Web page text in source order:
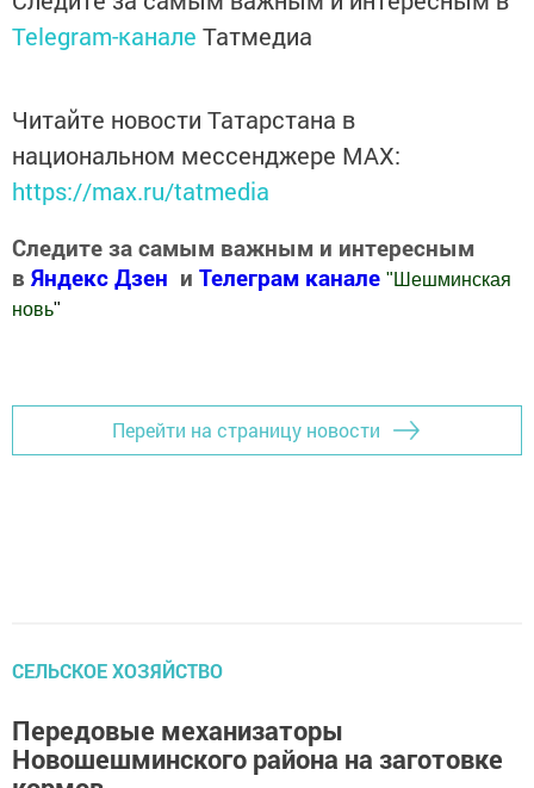
Telegram-канале Татмедиа
Читайте новости Татарстана в
национальном мессенджере MАХ:
https://max.ru/tatmedia
Следите за самым важным и интересным
в Яндекс Дзен и Телеграм канале " Шешминская
новь"
Перейти на страницу новости
СЕЛЬСКОЕ ХОЗЯЙСТВО
Передовые механизаторы
Новошешминского района на заготовке